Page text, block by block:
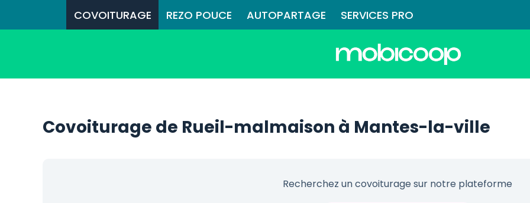
COVOITURAGE REZO POUCE AUTOPARTAGE SERVICES PRO
Covoiturage de Rueil-malmaison à Mantes-la-ville
Recherchez un covoiturage sur notre plateforme